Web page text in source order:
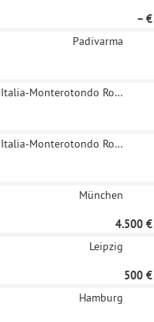
– €
Padivarma
Italia-Monterotondo Roma
Italia-Monterotondo Roma
München
4.500 €
Leipzig
500 €
Hamburg